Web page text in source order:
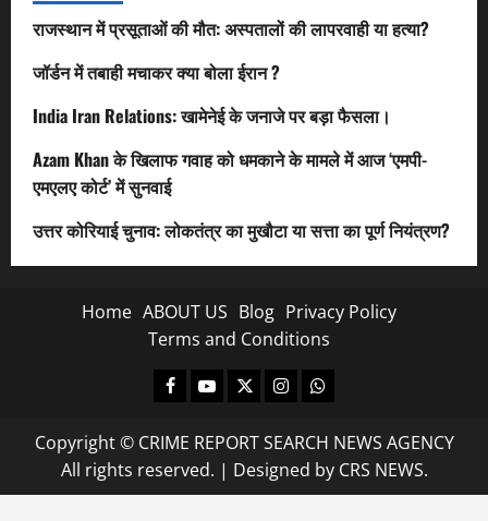
राजस्थान में प्रसूताओं की मौत: अस्पतालों की लापरवाही या हत्या?
जॉर्डन में तबाही मचाकर क्या बोला ईरान ?
India Iran Relations: खामेनेई के जनाजे पर बड़ा फैसला।
Azam Khan के खिलाफ गवाह को धमकाने के मामले में आज ‘एमपी-
एमएलए कोर्ट’ में सुनवाई
उत्तर कोरियाई चुनाव: लोकतंत्र का मुखौटा या सत्ता का पूर्ण नियंत्रण?
Home ABOUT US Blog Privacy Policy
Terms and Conditions
Facebook
Youtube
X InstagramWhatsapp
Copyright © CRIME REPORT SEARCH NEWS AGENCY
All rights reserved. | Designed by CRS NEWS.